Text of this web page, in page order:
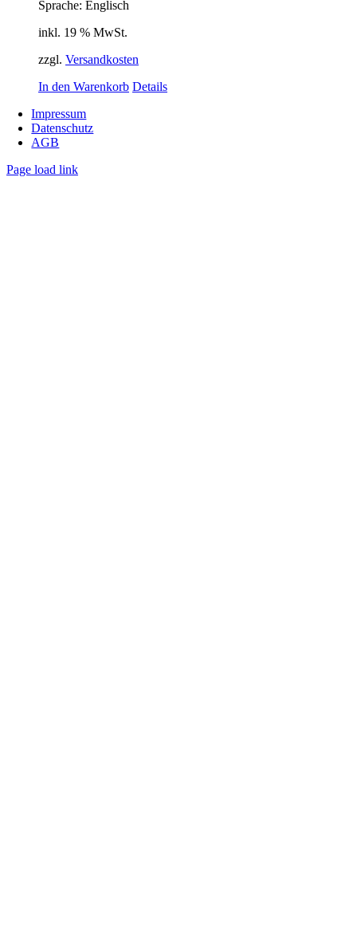
Sprache: Englisch
inkl. 19 % MwSt.
zzgl. Versandkosten
In den Warenkorb Details
Impressum
Datenschutz
AGB
Page load link